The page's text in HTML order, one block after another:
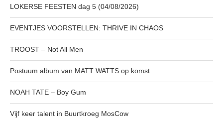
LOKERSE FEESTEN dag 5 (04/08/2026)
EVENTJES VOORSTELLEN: THRIVE IN CHAOS
TROOST – Not All Men
Postuum album van MATT WATTS op komst
NOAH TATE – Boy Gum
Vijf keer talent in Buurtkroeg MosCow